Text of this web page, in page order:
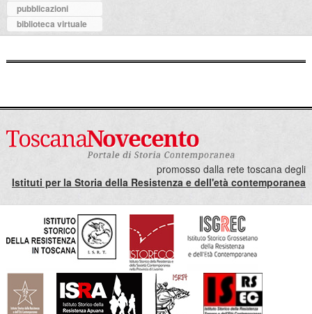
pubblicazioni
biblioteca virtuale
promosso dalla rete toscana degli
Istituti per la Storia della Resistenza e dell'età contemporanea